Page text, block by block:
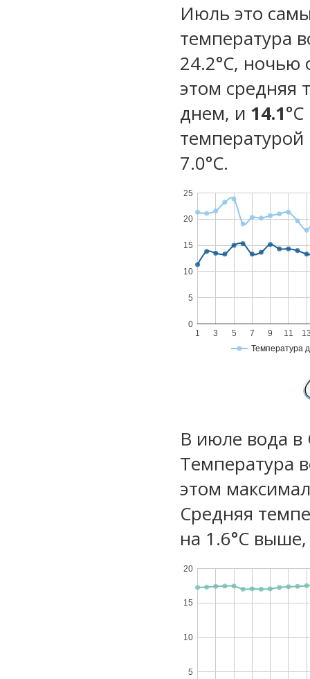
Июль это
температура
24.2°C, ночью
этом средняя
днем, и 14.1
температурой
7.0°С.
Температура
1 3 5 7 9 11
0
5
10
15
20
25
В июле вода в
Температура
этом
Средняя
на 1.6°C
5
10
15
20